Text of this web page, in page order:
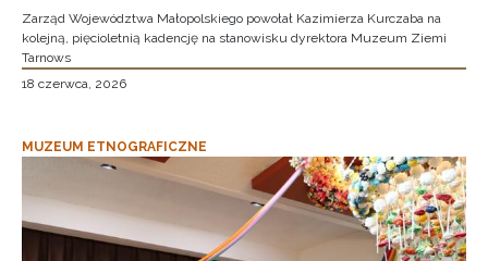
Zarząd Województwa Małopolskiego powołał Kazimierza Kurczaba na
kolejną, pięcioletnią kadencję na stanowisku dyrektora Muzeum Ziemi
Tarnows
18 czerwca, 2026
MUZEUM ETNOGRAFICZNE